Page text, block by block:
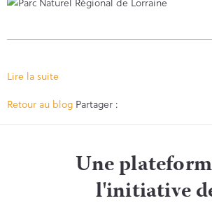
Lire la suite
Retour au blog Partager :
Une
l'initiative